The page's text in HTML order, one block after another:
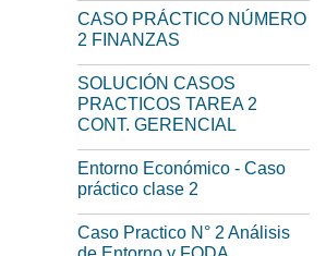
CASO PRÁCTICO NÚMERO
2 FINANZAS
SOLUCIÓN CASOS
PRACTICOS TAREA 2
CONT. GERENCIAL
Entorno Económico - Caso
práctico clase 2
Caso Practico N° 2 Análisis